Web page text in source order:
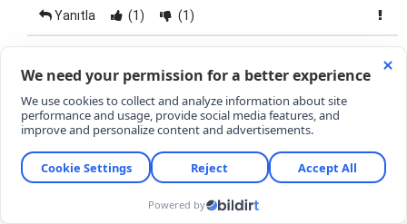
Yanıtla (1) (1)
İnsanlığa asıl tehtid bu saydığınız kavramları diline dolamış
ülkelerden gelmektedir.Ne demokrasi ne özgürlük ne
haklar..Bunların hepsinin içi boşaltılıp yalancı dolma haline
getirilmiştir. Geriden gitmektesiniz ve bu yapıştığınız bu
yalancı dolmaları gerçek sanarak yutmaktasınız. Tad alma
duygunuz dumura uğramış da ondan.